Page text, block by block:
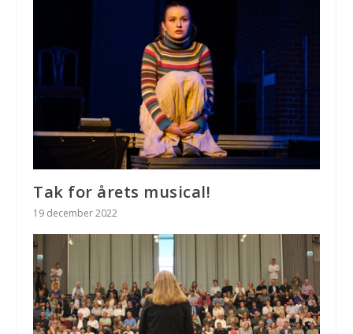
Tak for årets musical!
19 december 2022